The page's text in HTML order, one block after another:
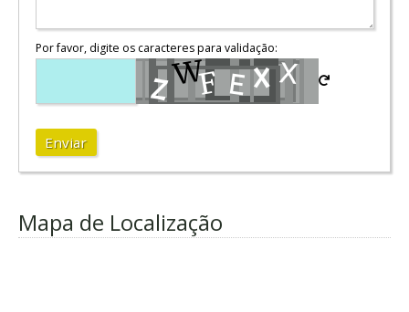
Por favor, digite os caracteres para validação:
Enviar
Mapa de Localização